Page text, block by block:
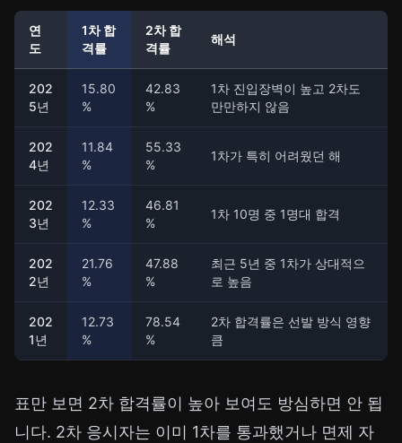
연
도
1차 합
격률
2차 합
격률
해석
202
5년
15.80
%
42.83
%
1차 진입장벽이 높고 2차도
만만하지 않음
202
4년
11.84
%
55.33
%
1차가 특히 어려웠던 해
202
3년
12.33
%
46.81
%
1차 10명 중 1명대 합격
202
2년
21.76
%
47.88
%
최근 5년 중 1차가 상대적으
로 높음
202
1년
12.73
%
78.54
%
2차 합격률은 선발 방식 영향
큼
표만 보면 2차 합격률이 높아 보여도 방심하면 안 됩
니다. 2차 응시자는 이미 1차를 통과했거나 면제 자